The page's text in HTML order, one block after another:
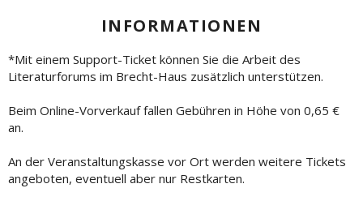
INFORMATIONEN
*Mit einem Support-Ticket können Sie die Arbeit des
Literaturforums im Brecht-Haus zusätzlich unterstützen.
Beim Online-Vorverkauf fallen Gebühren in Höhe von 0,65 €
an.
An der Veranstaltungskasse vor Ort werden weitere Tickets
angeboten, eventuell aber nur Restkarten.